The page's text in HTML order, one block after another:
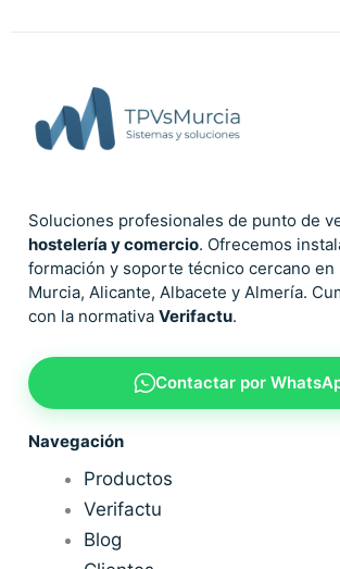
Soluciones profesionales de punto de
hostelería y comercio. Ofrecemos
formación y soporte técnico cercano en
Murcia, Alicante, Albacete y Almería.
con la normativa Verifactu.
Contactar por
Navegación
Productos
Verifactu
Blog